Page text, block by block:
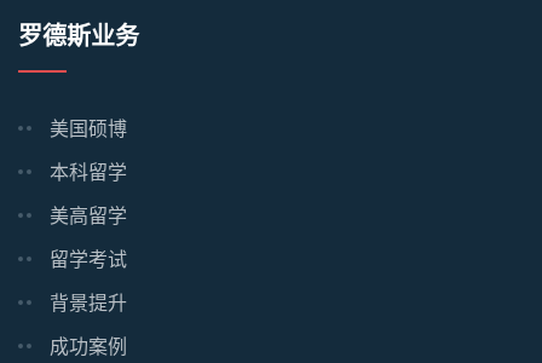
罗德斯业务
美国硕博
本科留学
美高留学
留学考试
背景提升
成功案例